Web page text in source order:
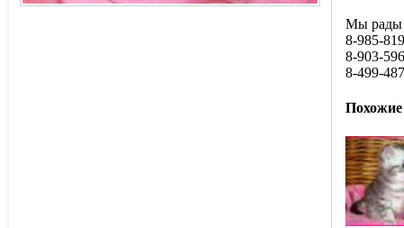
Мы рады
8-985-
8-903-
8-499-